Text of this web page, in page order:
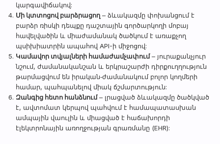
կարգավիճակով:
Մի կտտոցով բարձրացող – ձևակազմը փոխանցում է
բարձր ռիսկի դեպքը դաշտային գործարկողի մոբայ
հավելվածին և միաժամանակ ծածկում է առաքչող
պսիխիատրին ապահով API-ի միջոցով:
Կամավոր տվյալների համաժամչափում– յուրաքանչյուր
նշում, ժամանականշան և երկրաշարժի դիրքուղղություն
թարմացվում են իրական‑ժամանակում բոլոր կողմերի
համար, պահպանելով միակ ճշմարտություն:
Զանգից հետո հանձնում– լրացված ձևակազմը ծածկված
է, ավտոմատ կերպով պահվում է համապատասխան
ամպային վաուլին և միացված է հաճախորդի
էլեկտրոնային առողջության գրառմանը (EHR):